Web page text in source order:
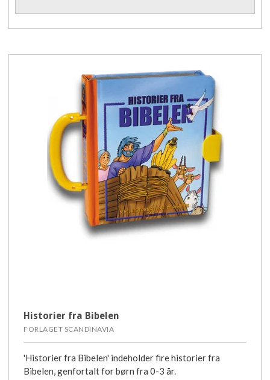
Historier fra Bibelen
FORLAGET SCANDINAVIA
'Historier fra Bibelen' indeholder fire historier fra
Bibelen, genfortalt for børn fra 0-3 år.